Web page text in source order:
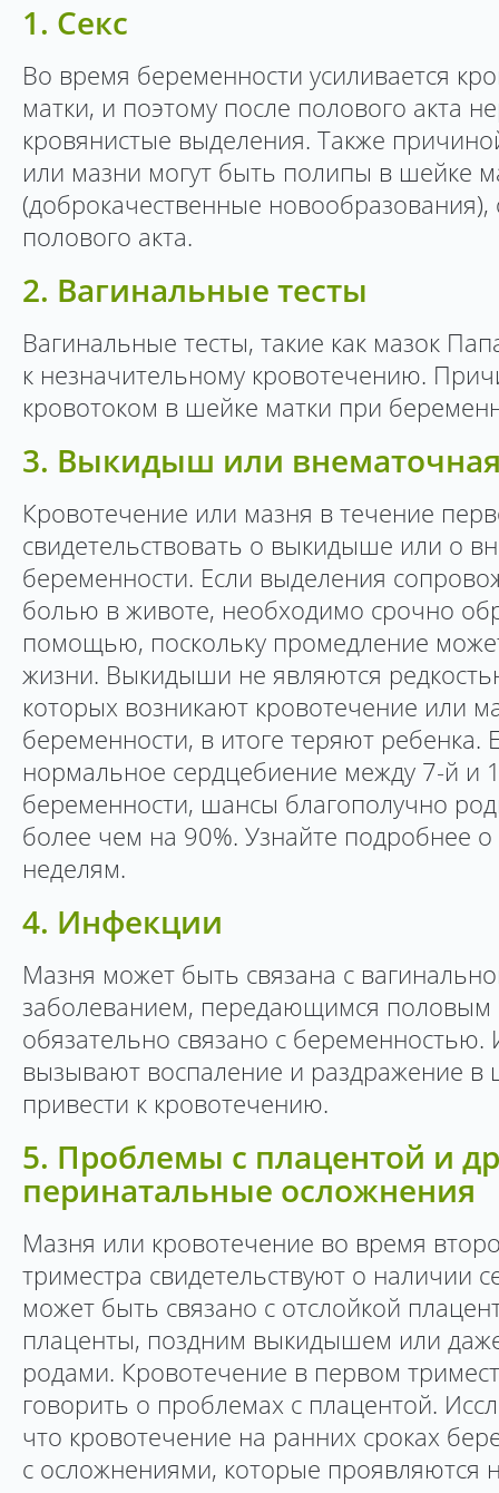
1. Секс
Во время беременности усиливается
матки, и поэтому после полового акта
кровянистые выделения. Также
или мазни могут быть полипы в шейке
(доброкачественные
полового акта.
2. Вагинальные тесты
Вагинальные тесты, такие как мазок
к незначительному кровотечению.
кровотоком в шейке матки при
3. Выкидыш или
Кровотечение или мазня в течение
свидетельствовать о выкидыше или о
беременности. Если выделения
болью в животе, необходимо срочно
помощью, поскольку промедление
жизни. Выкидыши не являются
которых возникают кровотечение или
беременности, в итоге теряют ребенка.
нормальное сердцебиение между 7-й и
беременности, шансы благополучно
более чем на 90%. Узнайте подробнее
неделям.
4. Инфекции
Мазня может быть связана с
заболеванием, передающимся половым
обязательно связано с
вызывают воспаление и раздражение в
привести к кровотечению.
5. Проблемы с плацентой и
перинатальные осложнения
Мазня или кровотечение во время
триместра свидетельствуют о наличии
может быть связано с отслойкой
плаценты, поздним выкидышем или
родами. Кровотечение в первом
говорить о проблемах с плацентой.
что кровотечение на ранних сроках
с осложнениями, которые проявляются